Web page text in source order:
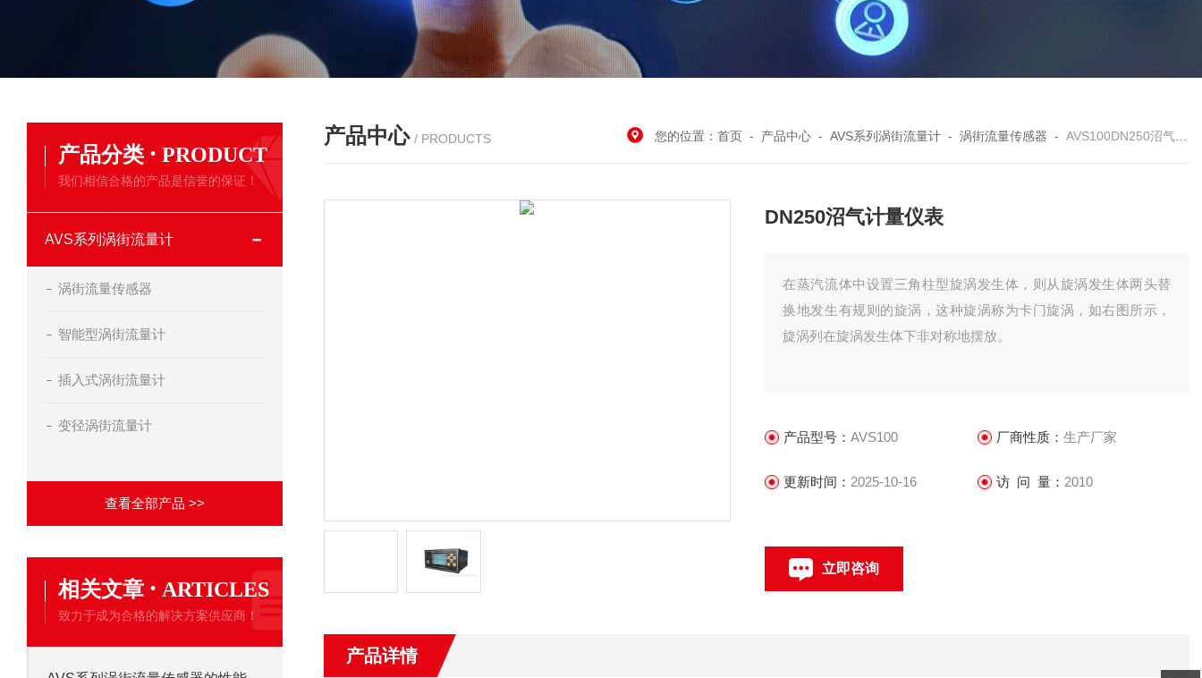
产品分类 · PRODUCT
我们相信合格的产品是信誉的保证！
AVS系列涡街流量计
涡街流量传感器
智能型涡街流量计
插入式涡街流量计
变径涡街流量计
查看全部产品 >>
相关文章 · ARTICLES
致力于成为合格的解决方案供应商！
产品中心 / PRODUCTS 您的位置：首页 - 产品中心 -AVS系列涡街流量计 -涡街流量传感器 -AVS100DN250沼气计量仪表
DN250沼气计量仪表
在蒸汽流体中设置三角柱型旋涡发生体，则从旋涡发生体两头替
换地发生有规则的旋涡，这种旋涡称为卡门旋涡，如右图所示，
旋涡列在旋涡发生体下非对称地摆放。
产品型号：AVS100 厂商性质： 生产厂家
更新时间： 2025-10-16 访 问 量： 2010
立即咨询
产品详情